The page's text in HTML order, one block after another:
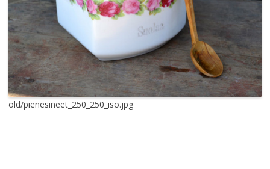
old/pienesineet_250_250_iso.jpg